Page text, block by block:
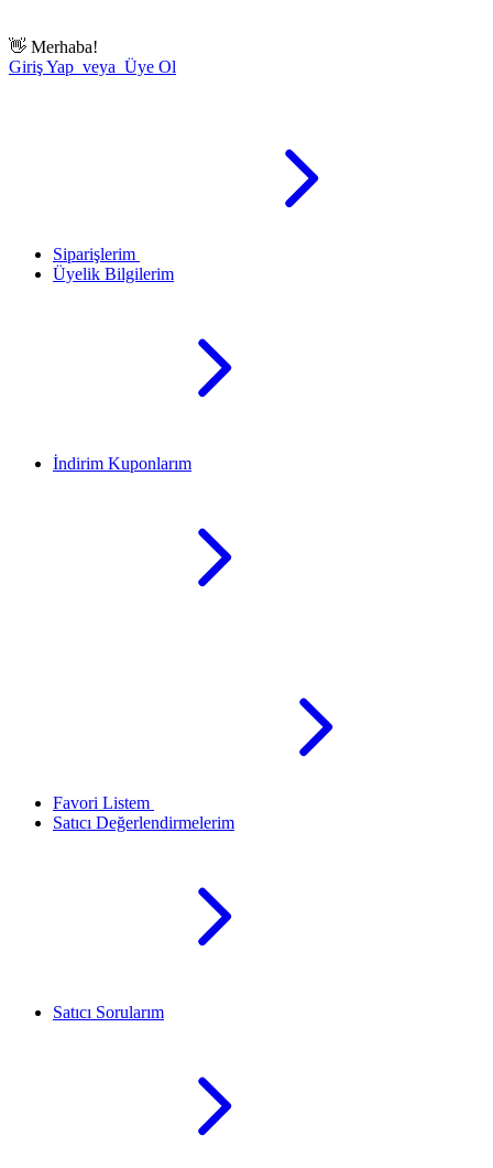
👋 Merhaba!
Giriş Yap veya Üye Ol
Siparişlerim
Üyelik Bilgilerim
İndirim Kuponlarım
Favori Listem
Satıcı Değerlendirmelerim
Satıcı Sorularım